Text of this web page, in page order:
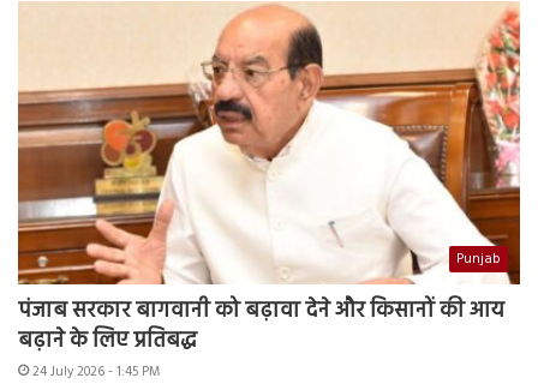
Punjab
पंजाब सरकार बागवानी को बढ़ावा देने और किसानों की आय
बढ़ाने के लिए प्रतिबद्ध
24 July 2026 - 1:45 PM